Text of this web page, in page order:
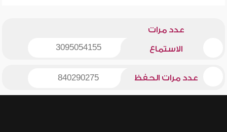
عدد مرات
الاستماع 3095054155
عدد مرات الحفظ 840290275